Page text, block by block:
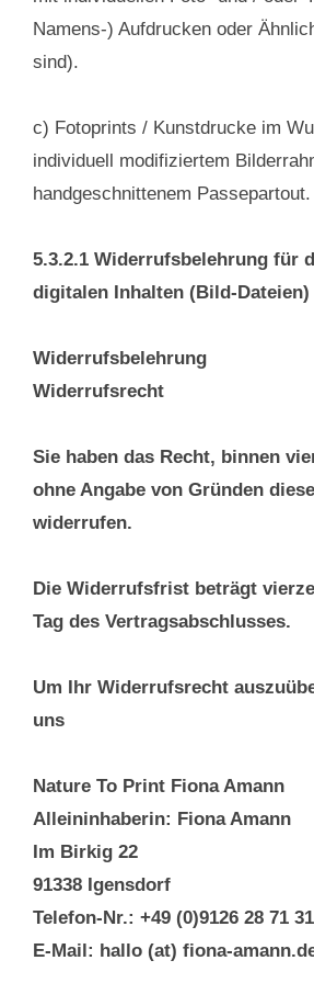
Namens-) Aufdrucken oder
sind).
c) Fotoprints / Kunstdrucke im
individuell modifiziertem
handgeschnittenem Passepartout.
5.3.2.1 Widerrufsbelehrung für
digitalen Inhalten (Bild-Dateien)
Widerrufsbelehrung
Widerrufsrecht
Sie haben das Recht, binnen
ohne Angabe von Gründen
widerrufen.
Die Widerrufsfrist beträgt
Tag des Vertragsabschlusses.
Um Ihr Widerrufsrecht
uns
Nature To Print Fiona Amann
Alleininhaberin: Fiona Amann
Im Birkig 22
91338 Igensdorf
Telefon-Nr.: +49 (0)9126 28 71 31
E-Mail: hallo (at) fiona-